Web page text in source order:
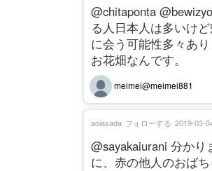
@chitaponta
る人日本人は多いけ
に会う可能性多々あ
お花畑なんです。
meimei@meimei881
@sayakaiurani 分か
に、赤の他人のおば
aoiasada フォローする 2019-03-